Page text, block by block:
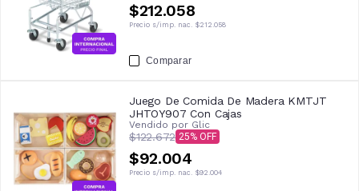
$212.058
Precio s/imp. nac. $212.058
Comparar
Juego De Comida De Madera KMTJT
JHTOY907 Con Cajas
Vendido por Glic
$122.672 25
$92.004
Precio s/imp. nac. $92.004